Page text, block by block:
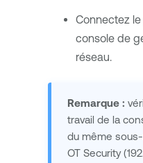
Connectez
console de
réseau.
Remarque :
travail de la
du même
OT Security